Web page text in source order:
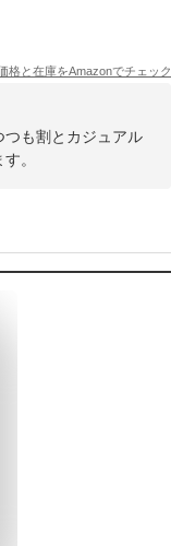
格と在庫をAmazonでチェック
も割とカジュアル
。